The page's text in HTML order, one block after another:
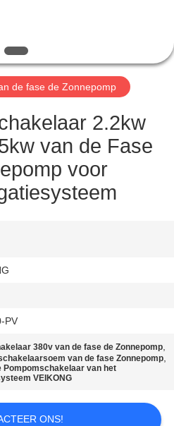
de fase de Zonnepomp
2.2kw
van de Fase
voor
PV
380v van de fase de Zonnepomp,
van de fase Zonnepomp,
Pompomschakelaar van het
VEIKONG
ONS!